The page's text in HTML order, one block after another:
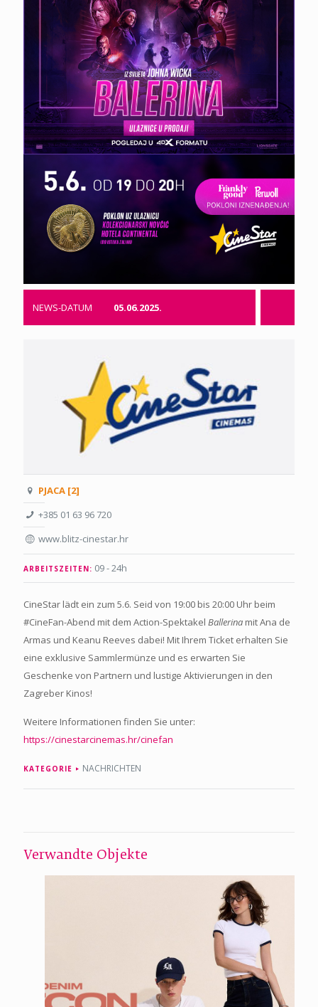
NEWS-DATUM 05.06.2025.
PJACA [2]
+385 01 63 96 720
www.blitz-cinestar.hr
ARBEITSZEITEN: 09 - 24h
CineStar lädt ein zum 5.6. Seid von 19:00 bis 20:00 Uhr beim
#CineFan-Abend mit dem Action-Spektakel Ballerina mit Ana de
Armas und Keanu Reeves dabei! Mit Ihrem Ticket erhalten Sie
eine exklusive Sammlermünze und es erwarten Sie
Geschenke von Partnern und lustige Aktivierungen in den
Zagreber Kinos!
Weitere Informationen finden Sie unter:
https://cinestarcinemas.hr/cinefan
KATEGORIE NACHRICHTEN
Verwandte Objekte